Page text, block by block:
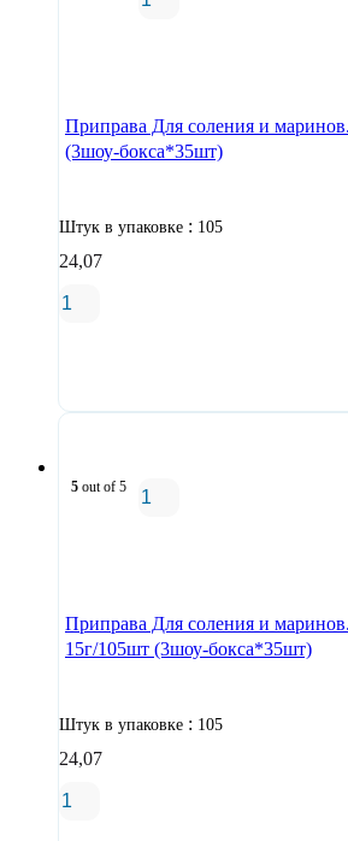
Приправа Для соления и
(3шоу-бокса*35шт)
Штук в упаковке : 105
24,07
5 out of 5
Приправа Для соления и
15г/105шт (3шоу-бокса*35шт)
Штук в упаковке : 105
24,07